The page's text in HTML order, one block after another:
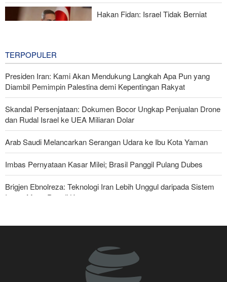
Hakan Fidan: Israel Tidak Berniat
TERPOPULER
Presiden Iran: Kami Akan Mendukung Langkah Apa Pun yang
Diambil Pemimpin Palestina demi Kepentingan Rakyat
Skandal Persenjataan: Dokumen Bocor Ungkap Penjualan Drone
dan Rudal Israel ke UEA Miliaran Dolar
Arab Saudi Melancarkan Serangan Udara ke Ibu Kota Yaman
Imbas Pernyataan Kasar Milei; Brasil Panggil Pulang Dubes
Brigjen Ebnolreza: Teknologi Iran Lebih Unggul daripada Sistem
Impor Mana Pun di Kawasan
Irak: Jumlah Peziarah yang Masuk sejak Awal Muharam Capai